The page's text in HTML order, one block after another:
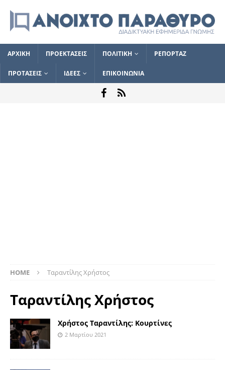
ΑΡΧΙΚΗ ΠΡΟΕΚΤΑΣΕΙΣ ΠΟΛΙΤΙΚΗ ΡΕΠΟΡΤΑΖ
ΠΡΟΤΑΣΕΙΣ ΙΔΕΕΣ ΕΠΙΚΟΙΝΩΝΙΑ
HOME Ταραντίλης Χρήστος
Ταραντίλης Χρήστος
Χρήστος Ταραντίλης: Κουρτίνες
2 Μαρτίου 2021